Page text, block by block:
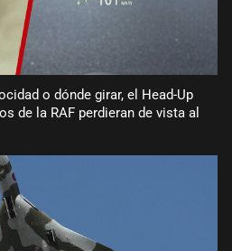
o dónde girar, el Head-Up
de la RAF perdieran de vista al